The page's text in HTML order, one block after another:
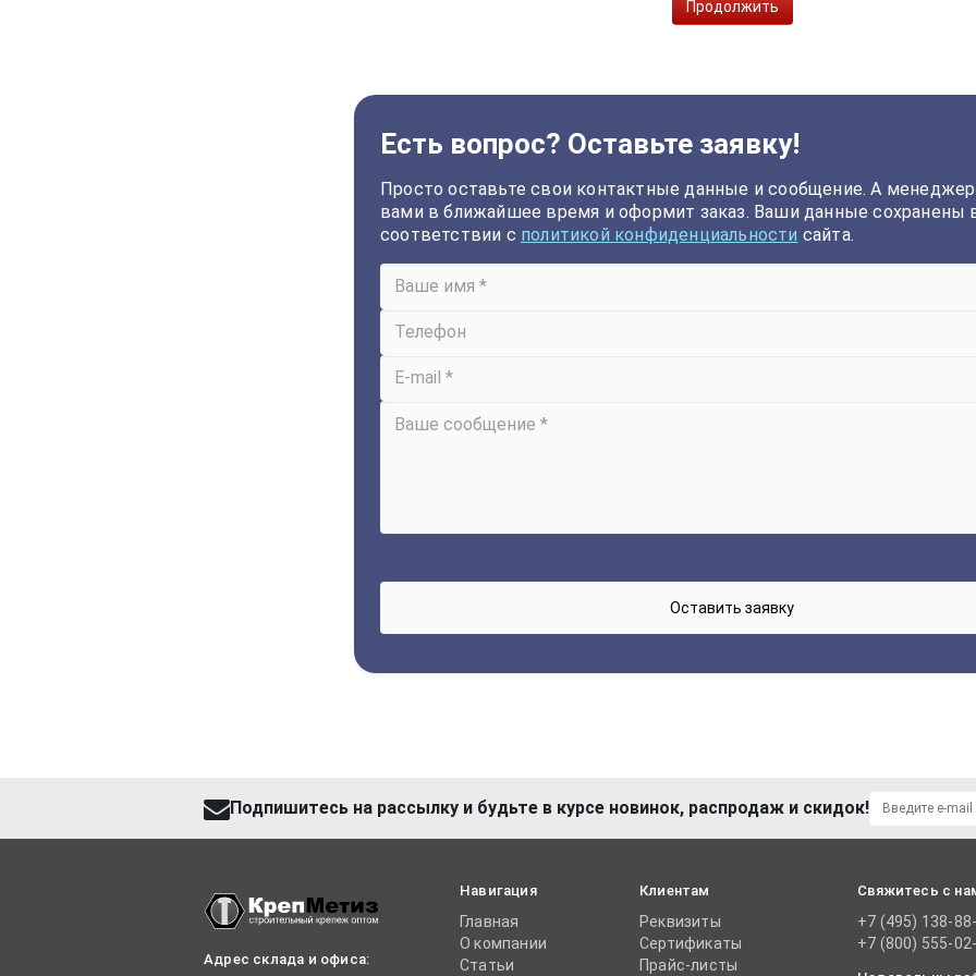
Продолжить
Есть вопрос? Оставьте заявку!
Просто оставьте свои контактные данные и сообщение. А
вами в ближайшее время и оформит заказ. Ваши данные сохранены
соответствии с политикой конфиденциальности сайта.
Подпишитесь на рассылку и будьте в курсе новинок, распродаж и скидок!
Адрес склада и офиса:
Навигация
Главная
О компании
Статьи
Клиентам
Реквизиты
Сертификаты
Прайс-листы
Свяжитесь с
+7 (495) 138-
+7 (800) 555-